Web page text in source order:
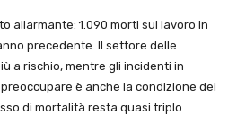
allarmante: 1.090 morti sul lavoro in
precedente. Il settore delle
a rischio, mentre gli incidenti in
è anche la condizione dei
di mortalità resta quasi triplo